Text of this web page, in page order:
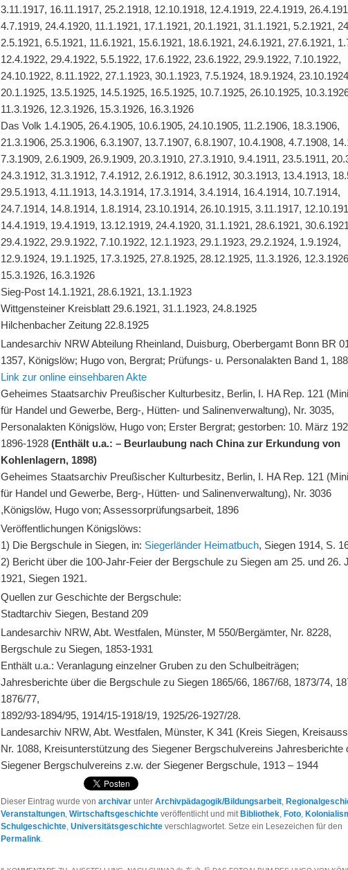
3.11.1917, 16.11.1917, 25.2.1918, 12.10.1918, 12.4.1919, 22.4.1919,
4.7.1919, 24.4.1920, 11.1.1921, 17.1.1921, 20.1.1921, 31.1.1921, 5.2.1921,
2.5.1921, 6.5.1921, 11.6.1921, 15.6.1921, 18.6.1921, 24.6.1921, 27.6.1921,
12.4.1922, 29.4.1922, 5.5.1922, 17.6.1922, 23.6.1922, 29.9.1922, 7.10.1922,
24.10.1922, 8.11.1922, 27.1.1923, 30.1.1923, 7.5.1924, 18.9.1924,
20.1.1925, 13.5.1925, 14.5.1925, 16.5.1925, 10.7.1925, 26.10.1925,
11.3.1926, 12.3.1926, 15.3.1926, 16.3.1926
Das Volk 1.4.1905, 26.4.1905, 10.6.1905, 24.10.1905, 11.2.1906, 18.3.1906,
21.3.1906, 25.3.1906, 6.3.1907, 13.7.1907, 6.8.1907, 10.4.1908, 4.7.1908,
7.3.1909, 2.6.1909, 26.9.1909, 20.3.1910, 27.3.1910, 9.4.1911, 23.5.1911,
24.3.1912, 31.3.1912, 7.4.1912, 2.6.1912, 8.6.1912, 30.3.1913, 13.4.1913,
29.5.1913, 4.11.1913, 14.3.1914, 17.3.1914, 3.4.1914, 16.4.1914, 10.7.1914,
24.7.1914, 14.8.1914, 1.8.1914, 23.10.1914, 26.10.1915, 3.11.1917,
14.4.1919, 19.4.1919, 13.12.1919, 24.4.1920, 31.1.1921, 28.6.1921,
29.4.1922, 29.9.1922, 7.10.1922, 12.1.1923, 29.1.1923, 29.2.1924, 1.9.1924,
12.9.1924, 19.1.1925, 17.3.1925, 27.8.1925, 28.12.1925, 11.3.1926,
15.3.1926, 16.3.1926
Sieg-Post 14.1.1921, 28.6.1921, 13.1.1923
Wittgensteiner Kreisblatt 29.6.1921, 31.1.1923, 24.8.1925
Hilchenbacher Zeitung 22.8.1925
Landesarchiv NRW Abteilung Rheinland, Duisburg, Oberbergamt Bonn BR
1357, Königslöw; Hugo von, Bergrat; Prüfungs- u. Personalakten Band 1,
Link zur online einsehbaren Akte
Geheimes Staatsarchiv Preußischer Kulturbesitz, Berlin, I. HA Rep. 121
für Handel und Gewerbe, Berg-, Hütten- und Salinenverwaltung), Nr. 3035,
Personalakten Königslöw, Hugo von; Erster Bergrat; gestorben: 10. März
1896-1928(Enthält u.a.: – Beurlaubung nach China zur Erkundung von
Kohlenlagern, 1898)
Geheimes Staatsarchiv Preußischer Kulturbesitz, Berlin, I. HA Rep. 121
für Handel und Gewerbe, Berg-, Hütten- und Salinenverwaltung), Nr. 3036
,Königslöw, Hugo von; Assessorprüfungsarbeit, 1896
Veröffentlichungen Königslöws:
1) Die Bergschule in Siegen, in: Siegerländer Heimatbuch, Siegen 1914, S.
2) Bericht über die 100-Jahr-Feier der Bergschule zu Siegen am 25. und 26.
1921, Siegen 1921.
Quellen zur Geschichte der Bergschule:
Stadtarchiv Siegen, Bestand 209
Landesarchiv NRW, Abt. Westfalen, Münster, M 550/Bergämter, Nr. 8228,
Bergschule zu Siegen, 1853-1931
Enthält u.a.: Veranlagung einzelner Gruben zu den Schulbeiträgen;
Jahresberichte über die Bergschule zu Siegen 1865/66, 1867/68, 1873/74,
1876/77,
1892/93-1894/95, 1914/15-1918/19, 1925/26-1927/28.
Landesarchiv NRW, Abt. Westfalen, Münster, K 341 (Kreis Siegen,
Nr. 1088, Kreisunterstützung des Siegener Bergschulvereins Jahresberichte
Siegener Bergschulvereins z.w. der Siegener Bergschule, 1913 – 1944
Dieser Eintrag wurde vonarchivar unterArchivpädagogik/Bildungsarbeit,
Veranstaltungen,Wirtschaftsgeschichte veröffentlicht und mit Bibliothek, Foto,
Schulgeschichte,Universitätsgeschichte verschlagwortet. Setze ein Lesezeichen für den
Permalink.